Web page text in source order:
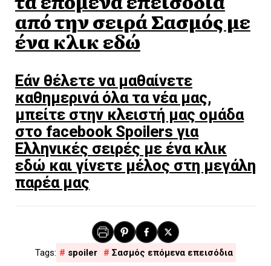
από την σειρά Σασμός με
ένα κλικ εδώ
Εάν θέλετε να μαθαίνετε
καθημερινά όλα τα νέα μας,
μπείτε στην κλειστή μας ομάδα
στο facebook Spoilers για
Ελληνικές σειρές με ένα κλικ
εδώ και γίνετε μέλος στη μεγάλη
παρέα μας
spoiler Σασμός επόμενα επεισόδια